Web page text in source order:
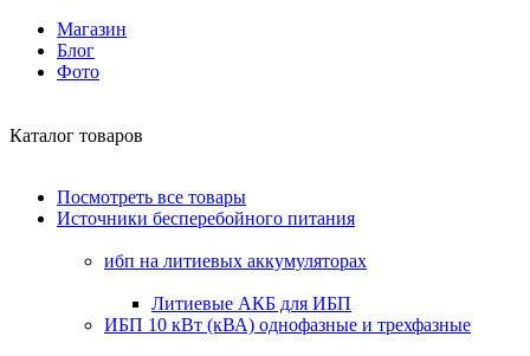
Магазин
Блог
Фото
Каталог товаров
Посмотреть все товары
Источники бесперебойного питания
ибп на литиевых аккумуляторах
Литиевые АКБ для ИБП
ИБП 10 кВт (кВА) однофазные и трехфазные